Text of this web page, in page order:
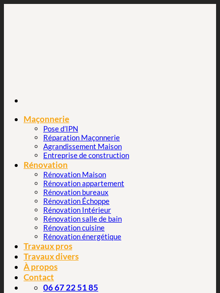
Maçonnerie
Pose d’IPN
Réparation Maçonnerie
Agrandissement Maison
Entreprise de construction
Rénovation
Rénovation Maison
Rénovation appartement
Rénovation bureaux
Rénovation Échoppe
Rénovation Intérieur
Rénovation salle de bain
Rénovation cuisine
Rénovation énergétique
Travaux pros
Travaux divers
À propos
Contact
06 67 22 51 85